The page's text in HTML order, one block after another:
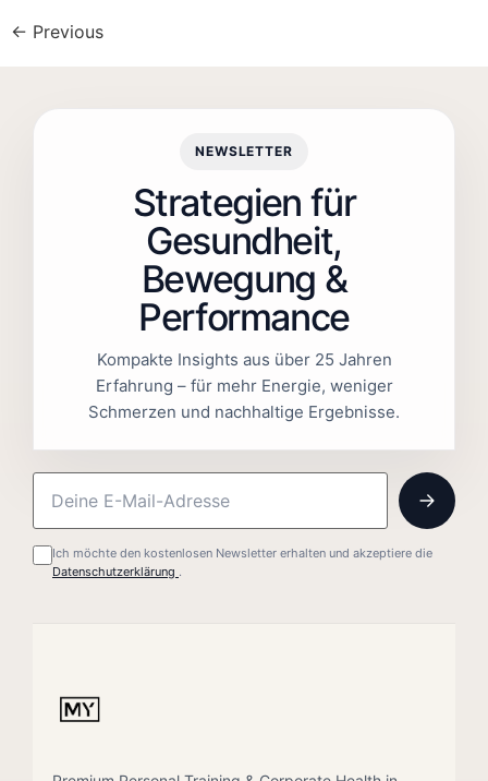
← Previous
NEWSLETTER
Strategien für
Gesundheit,
Bewegung &
Performance
Kompakte Insights aus über 25 Jahren
Erfahrung – für mehr Energie, weniger
Schmerzen und nachhaltige Ergebnisse.
Ich möchte den kostenlosen Newsletter erhalten und akzeptiere die
Datenschutzerklärung .